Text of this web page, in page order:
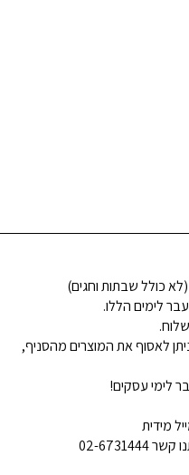
לימים הללו.
לאסוף את המוצרים מהסניף,
לימי עסקים!
מידית